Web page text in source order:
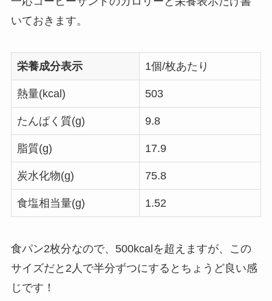
いておきます。
栄養成分表示 1個/枚あたり
熱量(kcal) 503
たんぱく質(g) 9.8
脂質(g) 17.9
炭水化物(g) 75.8
食塩相当量(g) 1.52
食パン2枚分なので、500kcalを超えますが、この
サイズだと2人で半分ずつにするとちょうど良い感
じです！